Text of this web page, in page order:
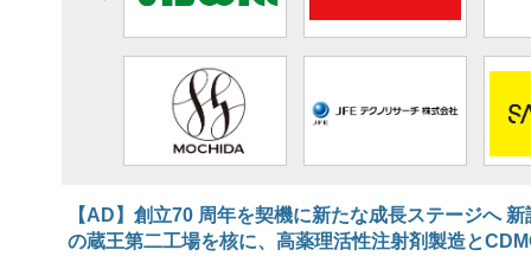
【AD】​​​​​​​創立70 周年を契機に新たな成長ステージへ 新
の蔵王第二工場を核に、高薬理活性注射剤製造と